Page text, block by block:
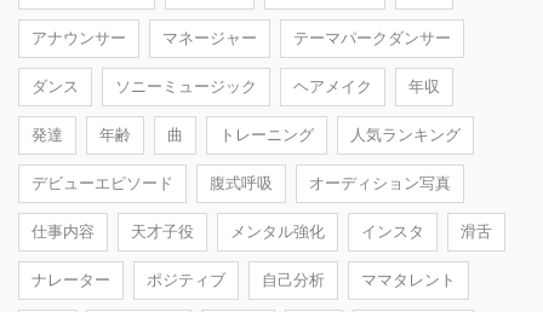
アナウンサー マネージャー テーマパークダンサー
ダンス ソニーミュージック ヘアメイク 年収
発達 年齢 曲 トレーニング 人気ランキング
デビューエピソード 腹式呼吸 オーディション写真
仕事内容 天才子役 メンタル強化 インスタ 滑舌
ナレーター ポジティブ 自己分析 ママタレント